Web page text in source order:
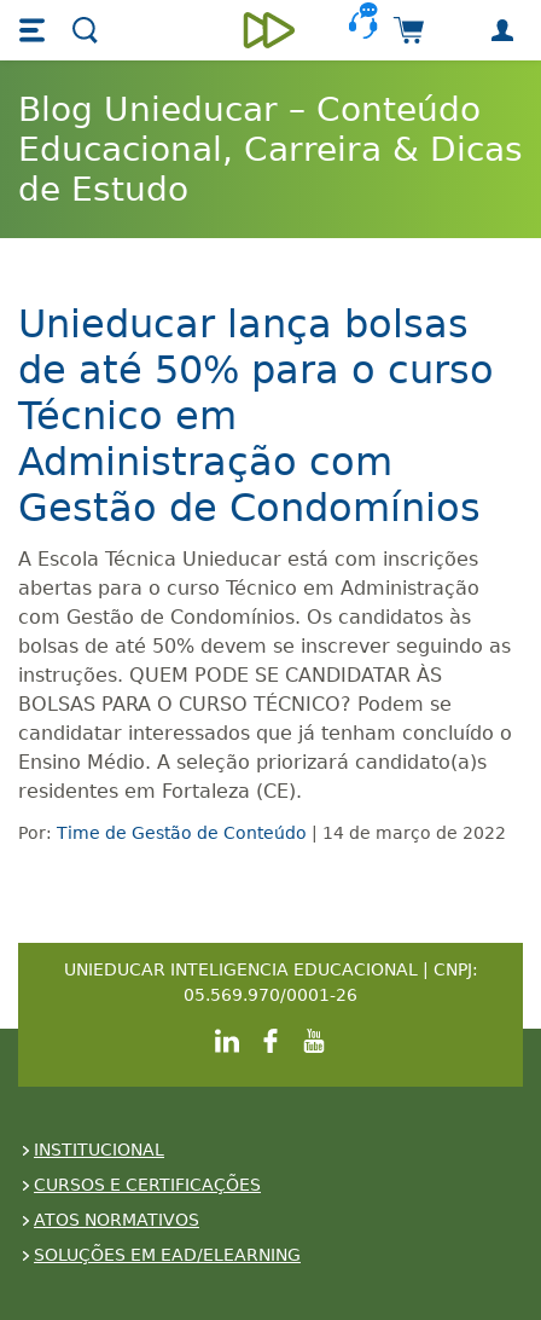
Skip main navigation
Skip to main content
Unieducar
Carrinho de
Blog Unieducar – Conteúdo
Educacional, Carreira & Dicas
de Estudo
Unieducar lança bolsas
de até 50% para o curso
Técnico em
Administração com
Gestão de Condomínios
A Escola Técnica Unieducar está com inscrições
abertas para o curso Técnico em Administração
com Gestão de Condomínios. Os candidatos às
bolsas de até 50% devem se inscrever seguindo as
instruções. QUEM PODE SE CANDIDATAR ÀS
BOLSAS PARA O CURSO TÉCNICO? Podem se
candidatar interessados que já tenham concluído o
Ensino Médio. A seleção priorizará candidato(a)s
residentes em Fortaleza (CE).
Por: Time de Gestão de Conteúdo | 14 de março de 2022
UNIEDUCAR INTELIGENCIA EDUCACIONAL | CNPJ:
05.569.970/0001-26
INSTITUCIONAL
CURSOS E CERTIFICAÇÕES
ATOS NORMATIVOS
SOLUÇÕES EM EAD/ELEARNING